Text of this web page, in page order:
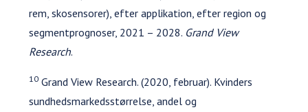
rem, skosensorer), efter applikation, efter region og
segmentprognoser, 2021 – 2028. Grand View
Research.
10 Grand View Research. (2020, februar). Kvinders
sundhedsmarkedsstørrelse, andel og